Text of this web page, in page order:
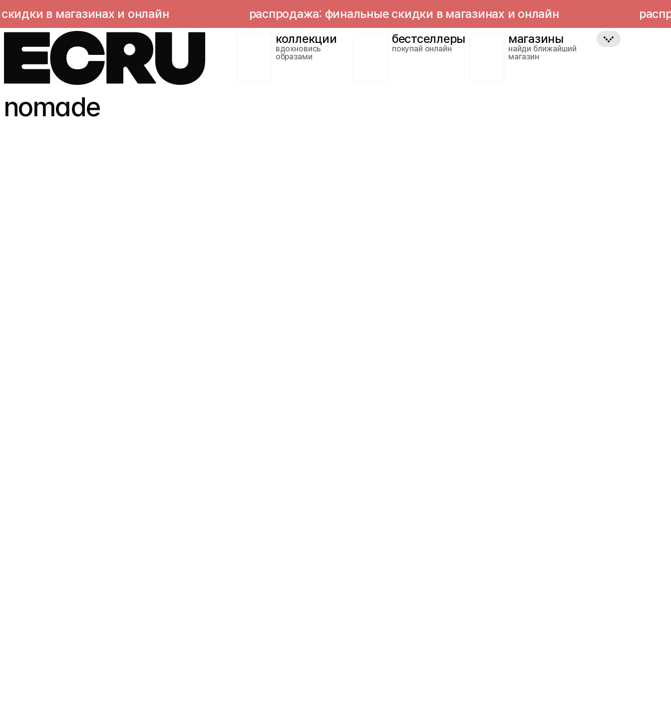
в магазинах и онлайн распродажа: финальные скидки в магазинах и онлайн
коллекции
вдохновись
образами
бестселлеры
покупай онлайн
магазины
найди ближайший
магазин
nomade